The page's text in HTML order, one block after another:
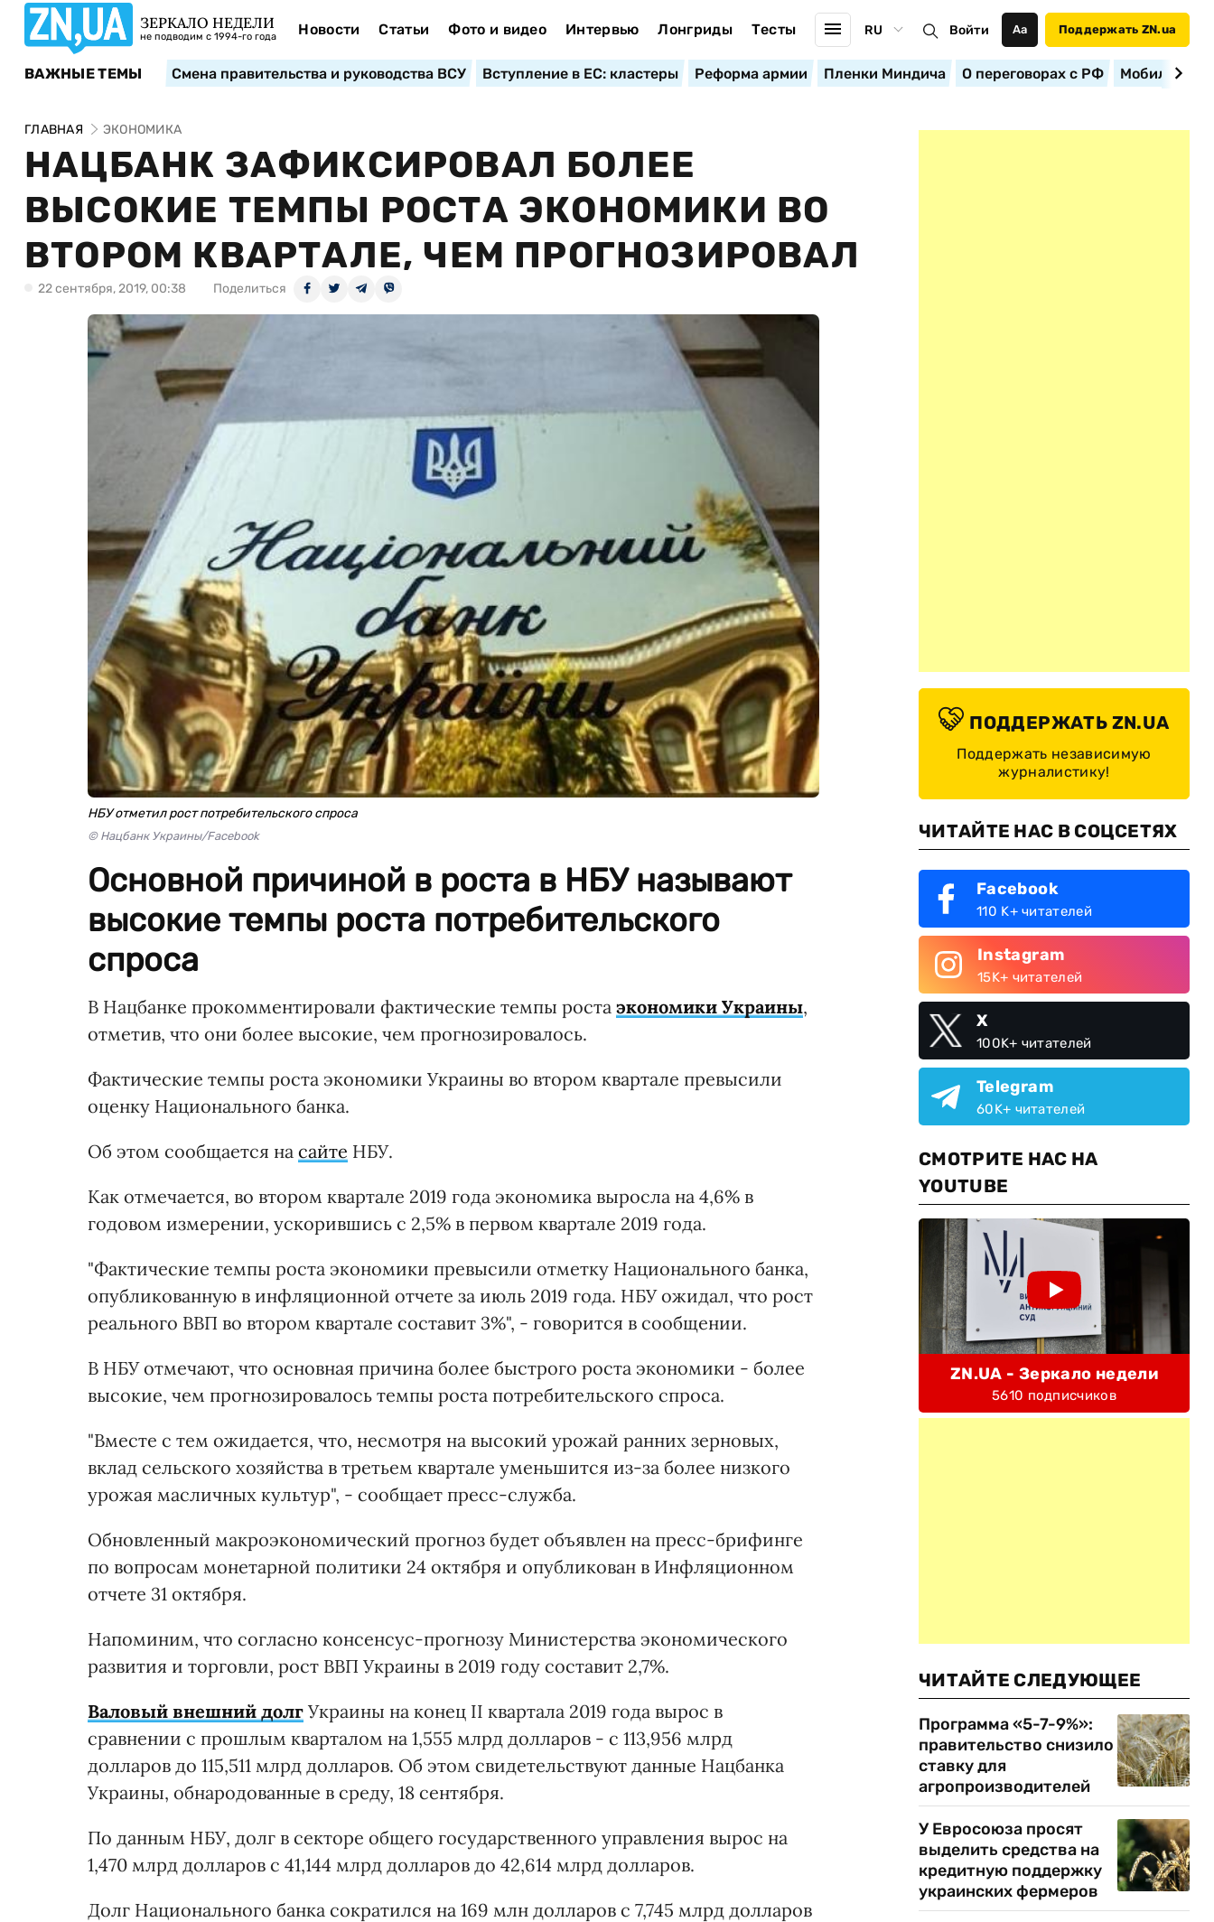
ЗЕРКАЛО НЕДЕЛИ
не подводим с 1994-го года Новости Статьи Фото и видео Интервью Лонгриды Тесты RU Войти Аа Поддержать ZN.ua
ВАЖНЫЕ ТЕМЫ Смена правительства и руководства ВСУ Вступление в ЕС: кластеры Реформа армии Пленки Миндича О переговорах с РФ
ГЛАВНАЯ ЭКОНОМИКА
НАЦБАНК ЗАФИКСИРОВАЛ БОЛЕЕ
ВЫСОКИЕ ТЕМПЫ РОСТА ЭКОНОМИКИ ВО
ВТОРОМ КВАРТАЛЕ, ЧЕМ ПРОГНОЗИРОВАЛ
22 сентября, 2019, 00:38 Поделиться
НБУ отметил рост потребительского спроса
© Нацбанк Украины/Facebook
Основной причиной в роста в НБУ называют
высокие темпы роста потребительского
спроса
В Нацбанке прокомментировали фактические темпы роста экономики Украины,
отметив, что они более высокие, чем прогнозировалось.
Фактические темпы роста экономики Украины во втором квартале превысили
оценку Национального банка.
Об этом сообщается на сайте НБУ.
Как отмечается, во втором квартале 2019 года экономика выросла на 4,6% в
годовом измерении, ускорившись с 2,5% в первом квартале 2019 года.
"Фактические темпы роста экономики превысили отметку Национального банка,
опубликованную в инфляционной отчете за июль 2019 года. НБУ ожидал, что рост
реального ВВП во втором квартале составит 3%", - говорится в сообщении.
В НБУ отмечают, что основная причина более быстрого роста экономики - более
высокие, чем прогнозировалось темпы роста потребительского спроса.
"Вместе с тем ожидается, что, несмотря на высокий урожай ранних зерновых,
вклад сельского хозяйства в третьем квартале уменьшится из-за более низкого
урожая масличных культур", - сообщает пресс-служба.
Обновленный макроэкономический прогноз будет объявлен на пресс-брифинге
по вопросам монетарной политики 24 октября и опубликован в Инфляционном
отчете 31 октября.
Напоминим, что согласно консенсус-прогнозу Министерства экономического
развития и торговли, рост ВВП Украины в 2019 году составит 2,7%.
Валовый внешний долг Украины на конец II квартала 2019 года вырос в
сравнении с прошлым кварталом на 1,555 млрд долларов - с 113,956 млрд
долларов до 115,511 млрд долларов. Об этом свидетельствуют данные Нацбанка
Украины, обнародованные в среду, 18 сентября.
По данным НБУ, долг в секторе общего государственного управления вырос на
1,470 млрд долларов с 41,144 млрд долларов до 42,614 млрд долларов.
Долг Национального банка сократился на 169 млн долларов с 7,745 млрд долларов
ПОДДЕРЖАТЬ ZN.UA
Поддержать независимую
журналистику!
ЧИТАЙТЕ НАС В СОЦСЕТЯХ
Facebook
110 K+ читателей
Instagram
15K+ читателей
X
100K+ читателей
Telegram
60K+ читателей
СМОТРИТЕ НАС НА
YOUTUBE
ZN.UA - Зеркало недели
5610 подписчиков
ЧИТАЙТЕ СЛЕДУЮЩЕЕ
Программа «5-7-9%»:
правительство снизило
ставку для
агропроизводителей
У Евросоюза просят
выделить средства на
кредитную поддержку
украинских фермеров